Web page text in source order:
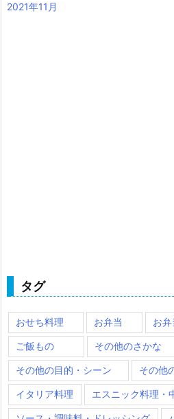
2021年11月
タグ
おせち料理 お弁当 お
ご飯もの その他のさかな
その他の目的・シーン その他
イタリア料理 エスニック料理・